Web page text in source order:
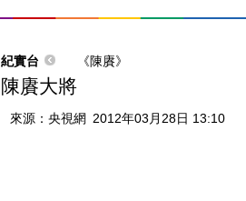
紀實台 《陳賡》
陳賡大將
來源： 央視網 2012年03月28日 13:10